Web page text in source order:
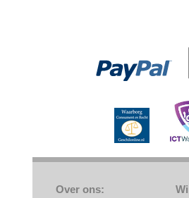
Over ons: